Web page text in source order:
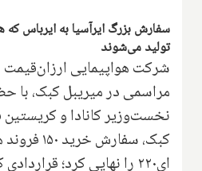
سفارش بزرگ ایرآسیا به ایرباس که
تولید می‌شوند
شرکت هواپیمایی ارزان‌قیمت
مراسمی در میریبل کبک، با
نخست‌وزیر کانادا و
کبک، سفارش
ای۲۲۰ را نهایی کرد؛